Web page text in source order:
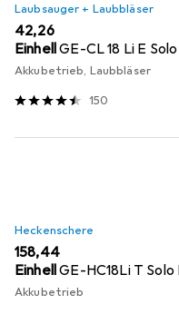
Laubsauger + Laubbläser
EUR
42,26
EinhellGE-CL 18 Li E Solo
Akkubetrieb, Laubbläser
150
Heckenschere
EUR
158,44
EinhellGE-HC18Li T
Akkubetrieb